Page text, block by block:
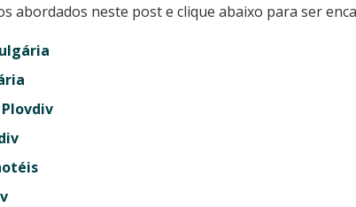
abordados neste post e clique abaixo para ser